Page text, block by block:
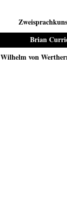
Brian
Wilhelm von